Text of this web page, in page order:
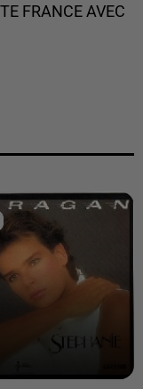
FRANCE AVEC